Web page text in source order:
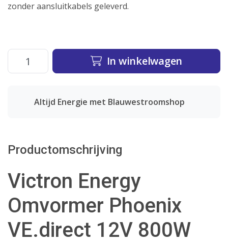
zonder aansluitkabels geleverd.
In winkelwagen
Altijd Energie met Blauwestroomshop
Productomschrijving
Victron Energy
Omvormer Phoenix
VE.direct 12V 800W